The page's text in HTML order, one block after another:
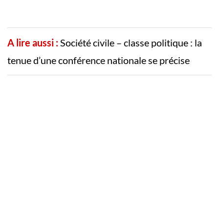
A lire aussi : Société civile – classe politique : la
tenue d’une conférence nationale se précise